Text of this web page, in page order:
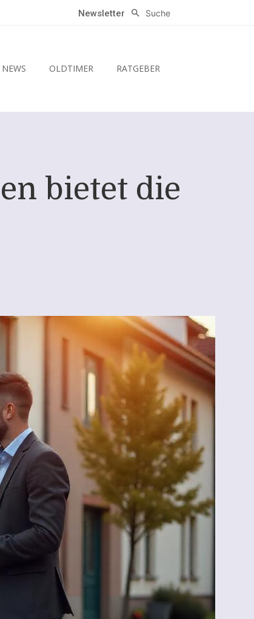
Newsletter Suche
NEWS OLDTIMER RATGEBER
bietet die